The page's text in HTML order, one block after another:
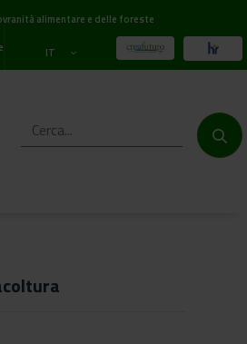
alimentare e delle foreste
IT